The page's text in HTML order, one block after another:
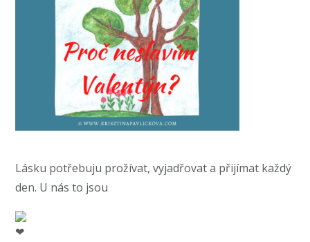
Lásku potřebuju prožívat, vyjadřovat a přijímat každý
den. U nás to jsou